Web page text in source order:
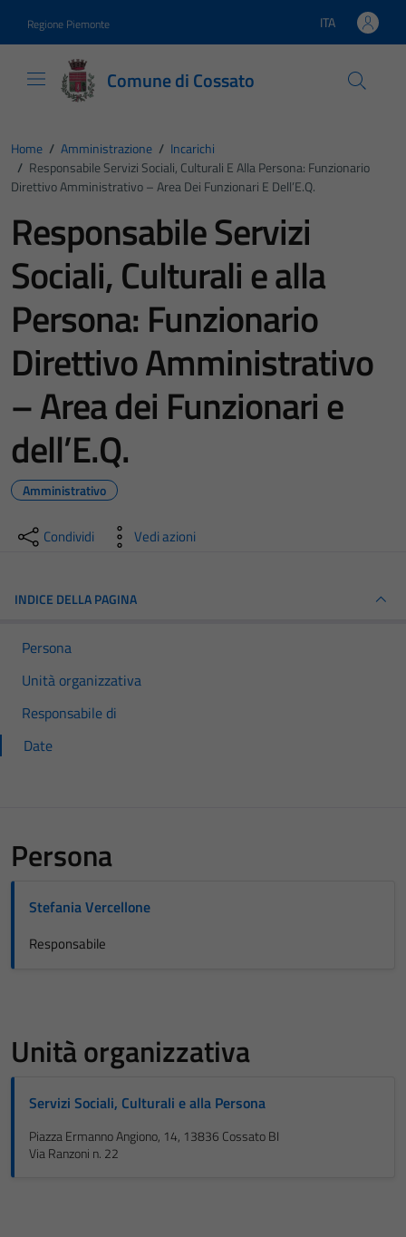
Regione Piemonte Lingua attiva:
ITA
Comune di Cossato
Home / Amministrazione / Incarichi
/ Responsabile Servizi Sociali, Culturali E Alla Persona: Funzionario
Direttivo Amministrativo – Area Dei Funzionari E Dell’E.Q.
Responsabile Servizi
Sociali, Culturali e alla
Persona: Funzionario
Direttivo Amministrativo
– Area dei Funzionari e
dell’E.Q.
Amministrativo
Condividi Vedi azioni
INDICE DELLA PAGINA
Persona
Unità organizzativa
Responsabile di
Date
Persona
Stefania Vercellone
Responsabile
Unità organizzativa
Servizi Sociali, Culturali e alla Persona
Piazza Ermanno Angiono, 14, 13836 Cossato BI
Via Ranzoni n. 22